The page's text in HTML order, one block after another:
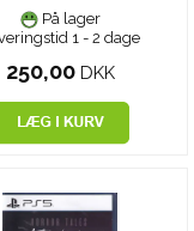
På lager
1 - 2 dage
250,00 DKK